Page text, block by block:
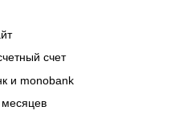
счет
и monobank
месяцев